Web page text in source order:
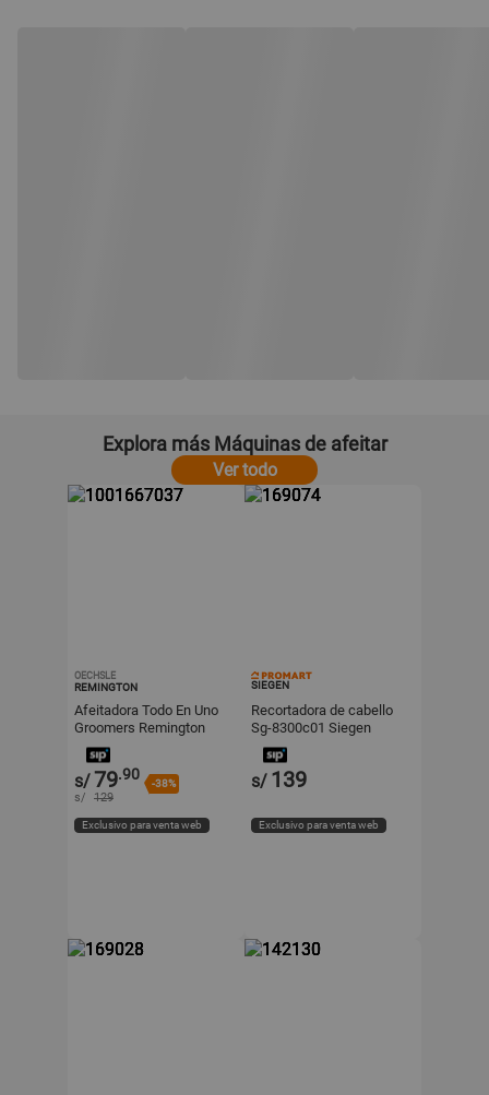
Explora más Máquinas de afeitar
Ver todo
OECHSLE
REMINGTON
Afeitadora Todo En Uno
Groomers Remington
Pg3001 Negro
s/79.90
-38%
s/ 129
Exclusivo para venta web
SIEGEN
Recortadora de cabello
Sg-8300c01 Siegen
s/ 139
Exclusivo para venta web